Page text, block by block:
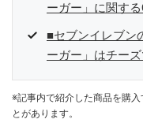
ーガー」に関す
■セブンイレブン
ーガー」はチー
※記事内で紹介した商品を購
とがあります。